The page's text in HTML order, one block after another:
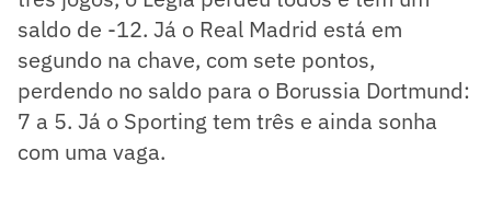
saldo de -12. Já o Real Madrid está em
segundo na chave, com sete pontos,
perdendo no saldo para o Borussia Dortmund:
7 a 5. Já o Sporting tem três e ainda sonha
com uma vaga.